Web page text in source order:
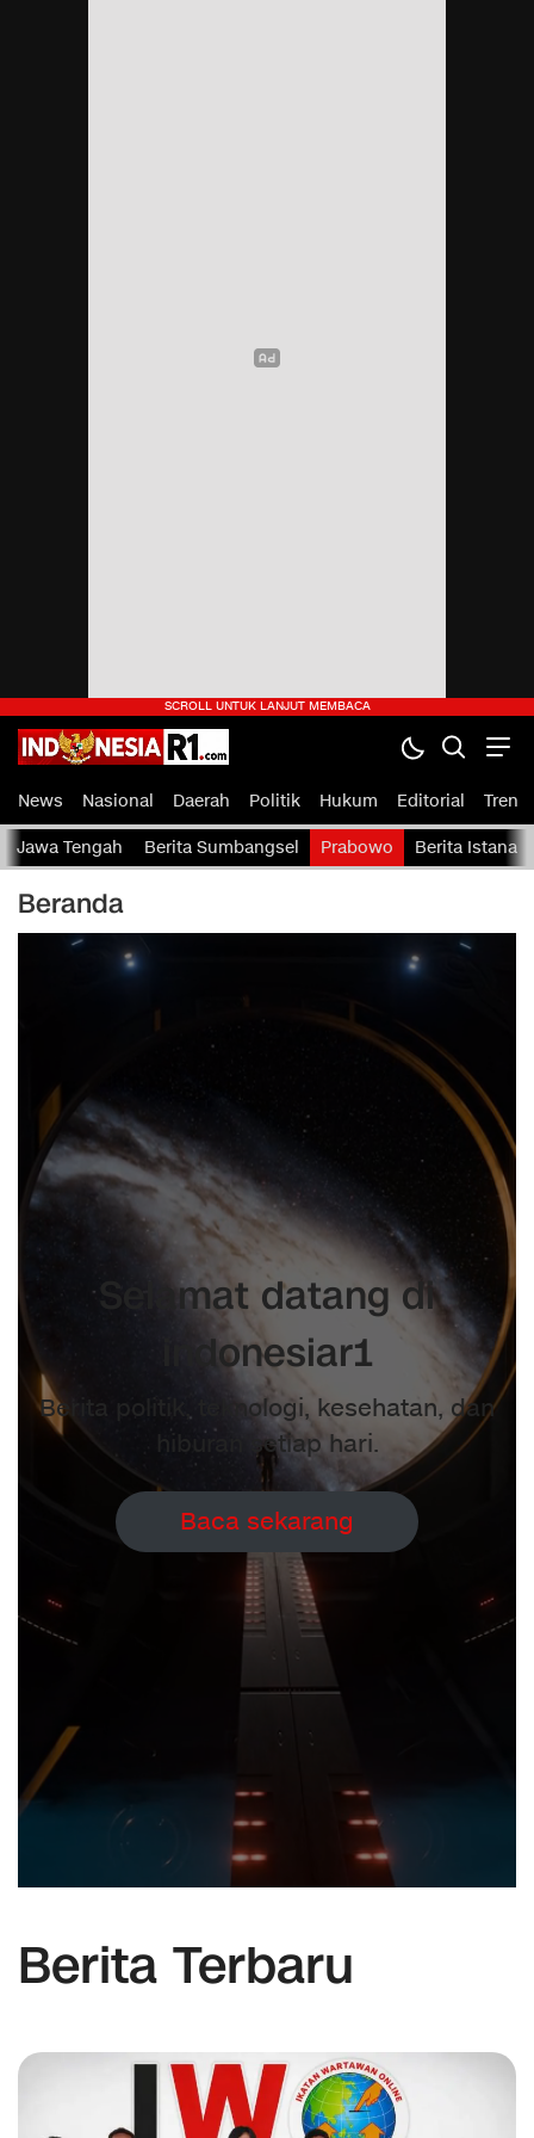
indonesiaR1.com
IndonesiaR1.com — Portal Berita Rakyat Indonesia
News Nasional Daerah Politik Hukum Editorial Tren
Jawa Tengah Berita Sumbangsel Prabowo Berita Istana
Beranda
Selamat datang di
indonesiar1
Berita politik, teknologi, kesehatan, dan
hiburan setiap hari.
Baca sekarang
Berita Terbaru